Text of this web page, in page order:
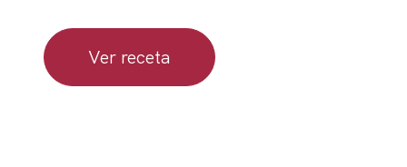
Ver receta